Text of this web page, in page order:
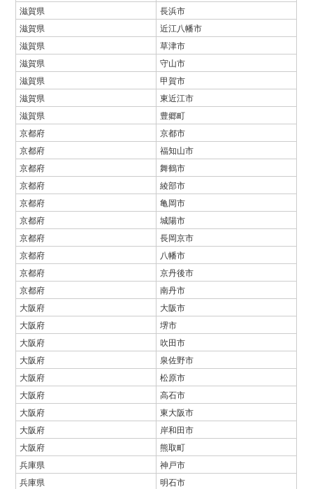
滋賀県
長浜市
滋賀県
近江八幡市
滋賀県
草津市
滋賀県
守山市
滋賀県
甲賀市
滋賀県
東近江市
滋賀県
豊郷町
京都府
京都市
京都府
福知山市
京都府
舞鶴市
京都府
綾部市
京都府
亀岡市
京都府
城陽市
京都府
長岡京市
京都府
八幡市
京都府
京丹後市
京都府
南丹市
大阪府
大阪市
大阪府
堺市
大阪府
吹田市
大阪府
泉佐野市
大阪府
松原市
大阪府
高石市
大阪府
東大阪市
大阪府
岸和田市
大阪府
熊取町
兵庫県
神戸市
兵庫県
明石市